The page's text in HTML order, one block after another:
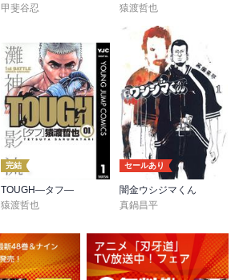
甲斐谷忍
猿渡哲也
完結
TOUGH―タフ―
猿渡哲也
セールあり
闇金ウシジマくん
真鍋昌平